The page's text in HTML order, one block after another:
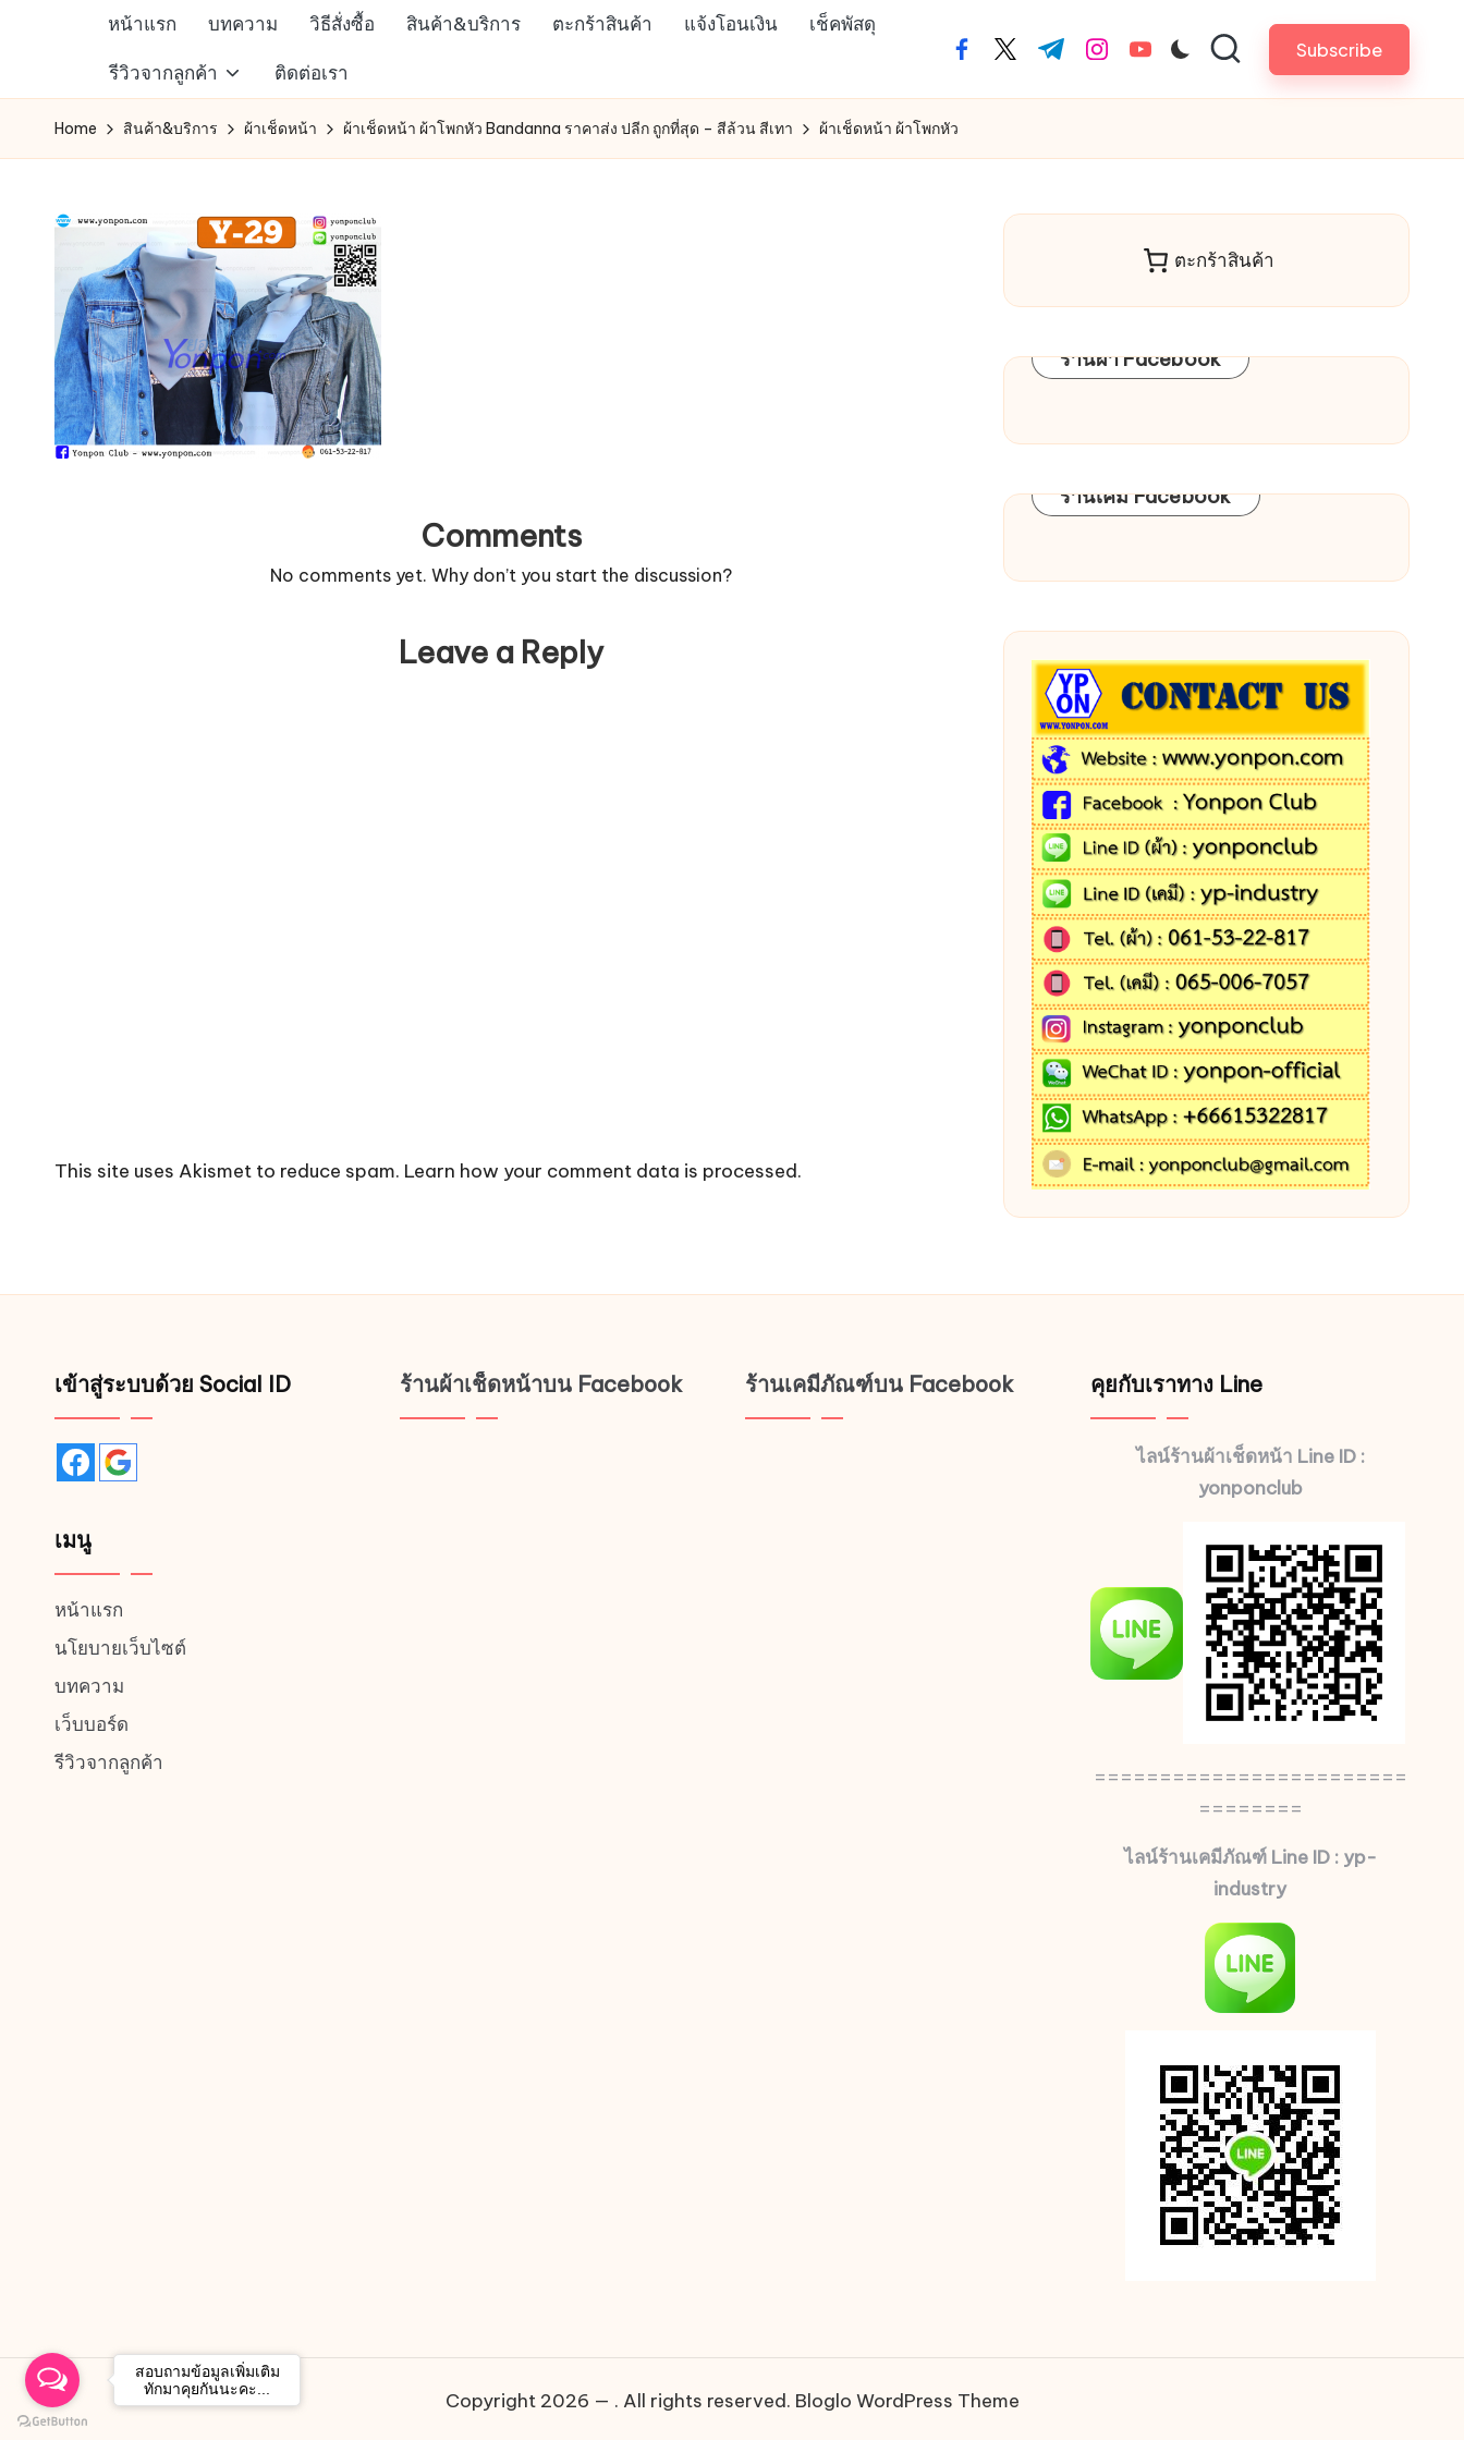
content
สรรพ
สินค้า
ออนไลน์
คน
การ
ช็อป
หน้าแรก บทความ วิธีสั่งซื้อ สินค้า&บริการ ตะกร้าสินค้า แจ้งโอนเงิน เช็คพัสดุ
รีวิวจากลูกค้า ติดต่อเรา
facebook.com
twitter.com
t.me instagram.com
youtube.com Subscribe
Home สินค้า&บริการ ผ้าเช็ดหน้า ผ้าเช็ดหน้า ผ้าโพกหัว Bandanna ราคาส่ง ปลีก ถูกที่สุด – สีล้วน สีเทา ผ้าเช็ดหน้า ผ้าโพกหัว
Comments
No comments yet. Why don’t you start the discussion?
Leave a Reply
This site uses Akismet to reduce spam. Learn how your comment data is processed.
ตะกร้าสินค้า
ร้านผ้า Facebook
ร้านเคมี Facebook
เข้าสู่ระบบด้วย Social ID
เมนู
หน้าแรก
นโยบายเว็บไซต์
บทความ
เว็บบอร์ด
รีวิวจากลูกค้า
ร้านผ้าเช็ดหน้าบน Facebook ร้านเคมีภัณฑ์บน Facebook คุยกับเราทาง Line
ไลน์ร้านผ้าเช็ดหน้า Line ID :
yonponclub
========================
========
ไลน์ร้านเคมีภัณฑ์ Line ID : yp-
industry
Copyright 2026 — . All rights reserved. Bloglo WordPress Theme
สอบถามข้อมูลเพิ่มเติม
ทักมาคุยกันนะคะ...